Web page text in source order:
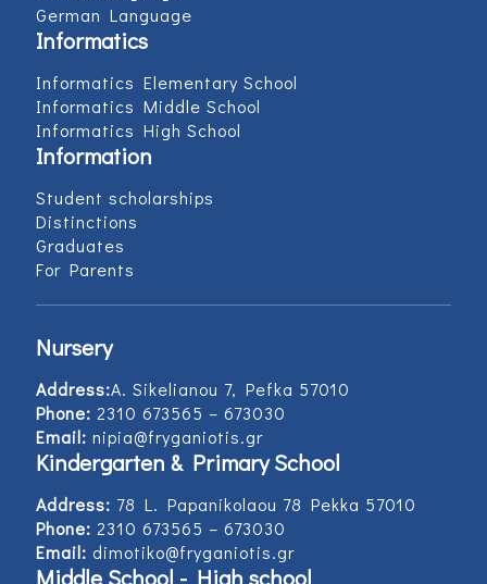
German Language
Informatics
Informatics Elementary School
Informatics Middle School
Informatics High School
Information
Student scholarships
Distinctions
Graduates
For Parents
Nursery
Address:Α. Sikelianou 7, Pefka 57010
Phone: 2310 673565 – 673030
Email: nipia@fryganiotis.gr
Kindergarten & Primary School
Address: 78 L. Papanikolaou 78 Pekka 57010
Phone: 2310 673565 – 673030
Email: dimotiko@fryganiotis.gr
Middle School - High school